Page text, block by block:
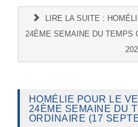
LIRE LA SUITE :
24ÈME SEMAINE DU TEMPS
HOMÉLIE POUR LE
24ÈME SEMAINE DU
ORDINAIRE (17